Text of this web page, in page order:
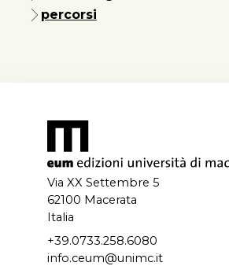
percorsi
Via XX Settembre 5
62100 Macerata
Italia
+39.0733.258.6080
info.ceum@unimc.it